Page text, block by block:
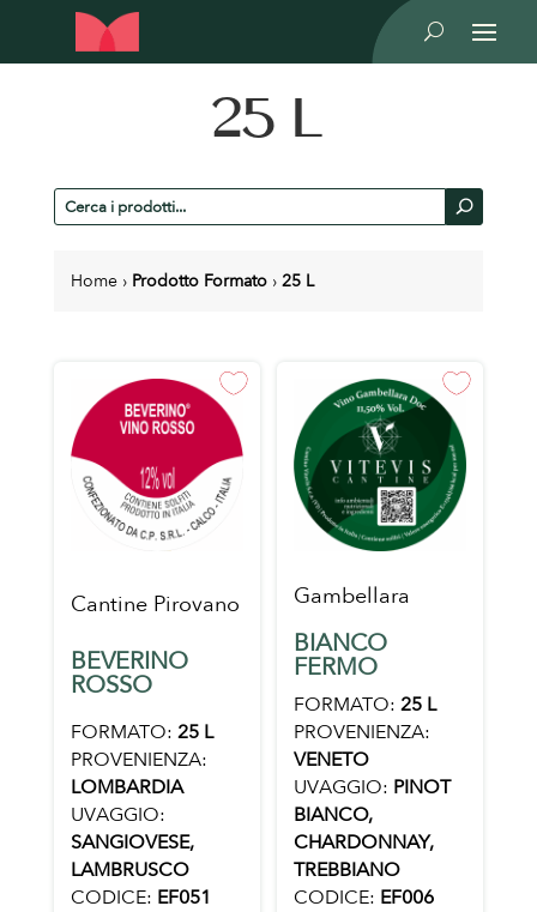
U
25 L
Cerca
prodotti
U
Home › Prodotto Formato › 25 L
Cantine Pirovano
BEVERINO
ROSSO
FORMATO: 25 L
PROVENIENZA:
LOMBARDIA
UVAGGIO:
SANGIOVESE,
LAMBRUSCO
CODICE: EF051
Gambellara
BIANCO
FERMO
FORMATO: 25 L
PROVENIENZA:
VENETO
UVAGGIO: PINOT
BIANCO,
CHARDONNAY,
TREBBIANO
CODICE: EF006